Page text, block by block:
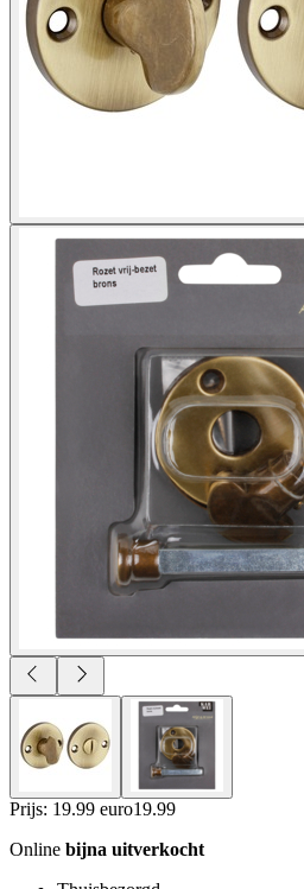
Prijs: 19.99 euro19.99
Online bijna uitverkocht